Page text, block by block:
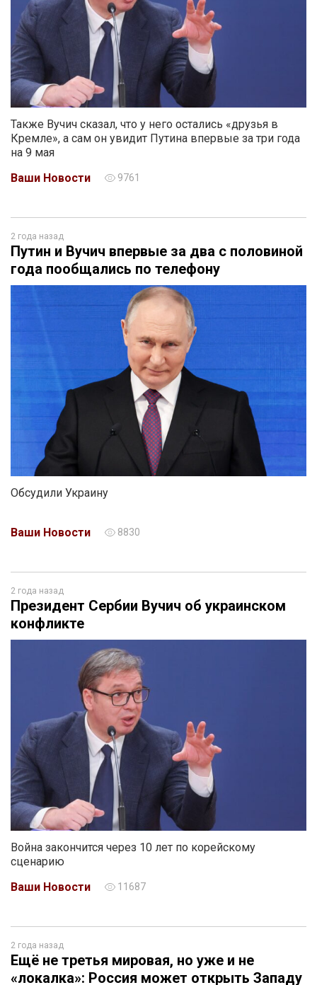
Также Вучич сказал, что у него остались «друзья в
Кремле», а сам он увидит Путина впервые за три года
на 9 мая
Ваши Новости
9761
2 года назад
Путин и Вучич впервые за два с половиной
года пообщались по телефону
Обсудили Украину
Ваши Новости 8830
2 года назад
Президент Сербии Вучич об украинском
конфликте
Война закончится через 10 лет по корейскому
сценарию
Ваши Новости
11687
2 года назад
Ещё не третья мировая, но уже и не
«локалка»: Россия может открыть Западу